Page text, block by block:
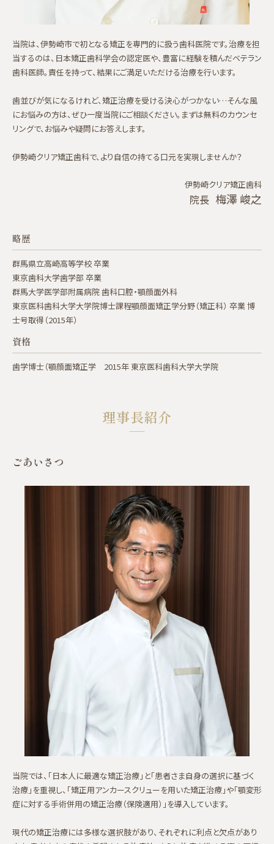
当院は、伊勢崎市で初となる矯正を専門的に扱う歯科医院です。治療を担
当するのは、日本矯正歯科学会の認定医や、豊富に経験を積んだベテラン
歯科医師。責任を持って、結果にご満足いただける治療を行います。
歯並びが気になるけれど、矯正治療を受ける決心がつかない…そんな風
にお悩みの方は、ぜひ一度当院にご相談ください。まずは無料のカウンセ
リングで、お悩みや疑問にお答えします。
伊勢崎クリア矯正歯科で、より自信の持てる口元を実現しませんか？
伊勢崎クリア矯正歯科
院長 梅澤 峻之
略歴
群馬県立高崎高等学校 卒業
東京歯科大学歯学部 卒業
群馬大学医学部附属病院 歯科口腔・顎顔面外科
東京医科歯科大学大学院博士課程顎顔面矯正学分野（矯正科） 卒業 博
士号取得（2015年）
資格
歯学博士（顎顔面矯正学 2015年 東京医科歯科大学大学院
理事長紹介
ごあいさつ
当院では、「日本人に最適な矯正治療」と「患者さま自身の選択に基づく
治療」を重視し、「矯正用アンカースクリューを用いた矯正治療」や「顎変形
症に対する手術併用の矯正治療（保険適用）」を導入しています。
現代の矯正治療には多様な選択肢があり、それぞれに利点と欠点があり